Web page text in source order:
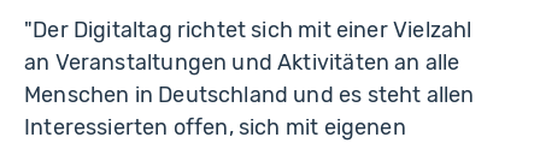
"Der Digitaltag richtet sich mit einer Vielzahl
an Veranstaltungen und Aktivitäten an alle
Menschen in Deutschland und es steht allen
Interessierten offen, sich mit eigenen